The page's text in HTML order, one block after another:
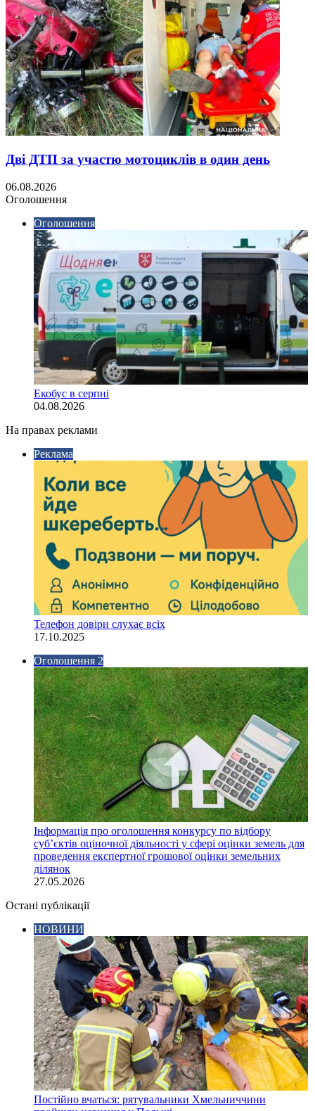
Дві ДТП за участю мотоциклів в один день
06.08.2026
Оголошення
Оголошення
Екобус в серпні
04.08.2026
На правах реклами
Реклама
Телефон довіри слухає всіх
17.10.2025
Оголошення 2
Інформація про оголошення конкурсу по відбору
суб’єктів оціночної діяльності у сфері оцінки земель для
проведення експертної грошової оцінки земельних
ділянок
27.05.2026
Остані публікації
НОВИНИ
Постійно вчаться: рятувальники Хмельниччини